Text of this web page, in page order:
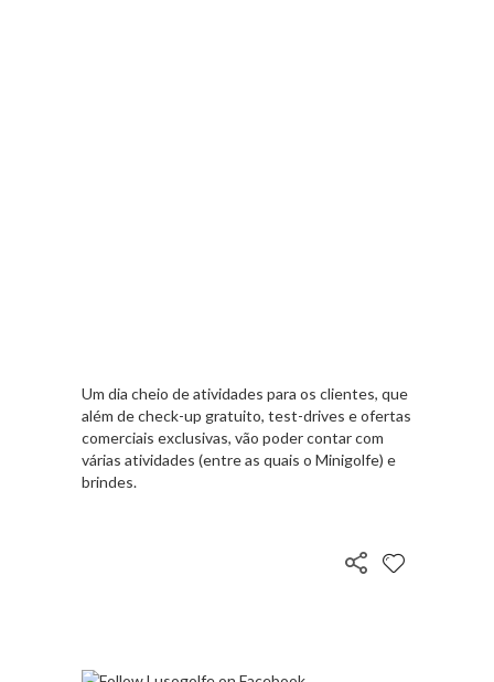
Um dia cheio de atividades para os clientes, que
além de check-up gratuito, test-drives e ofertas
comerciais exclusivas, vão poder contar com
várias atividades (entre as quais o Minigolfe) e
brindes.